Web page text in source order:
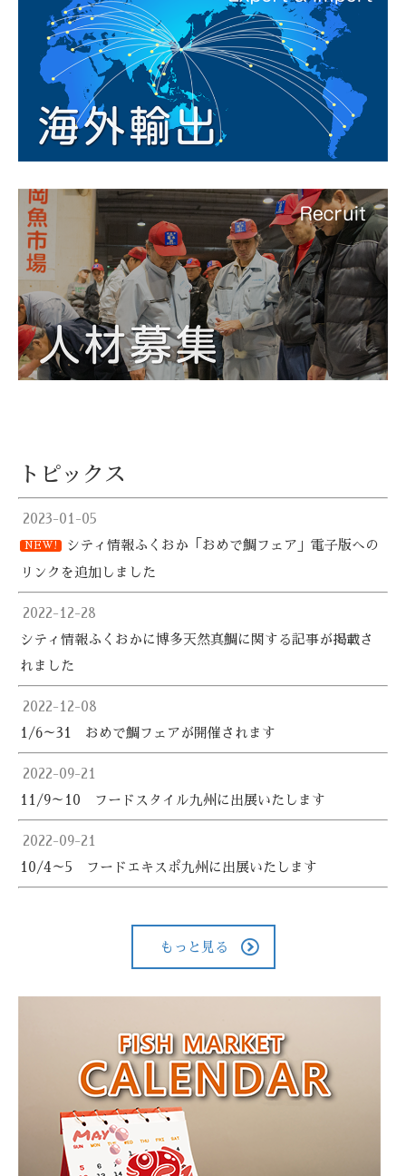
トピックス
2023-01-05
NEW! シティ情報ふくおか「おめで鯛フェア」電子版への
リンクを追加しました
2022-12-28
シティ情報ふくおかに博多天然真鯛に関する記事が掲載さ
れました
2022-12-08
1/6～31 おめで鯛フェアが開催されます
2022-09-21
11/9～10 フードスタイル九州に出展いたします
2022-09-21
10/4～5 フードエキスポ九州に出展いたします
もっと見る